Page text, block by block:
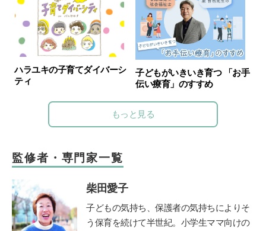
ハラユキの子育てダイバーシ
ティ
子どもがいきいき育つ 「お手
伝い療育」のすすめ
もっと見る
監修者・専門家一覧
柴田愛子
子どもの気持ち、保護者の気持ちによりそ
う保育を続けて半世紀。小学生ママ向けの